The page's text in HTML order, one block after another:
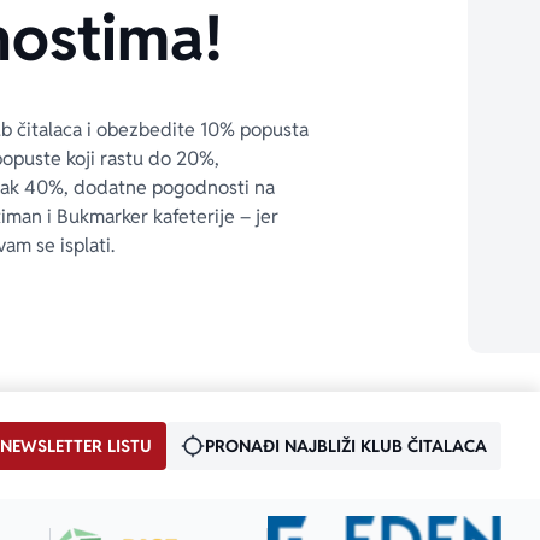
čitalaca i obezbedite 10% popusta
koji rastu do 20%,
40%, dodatne pogodnosti na
i Bukmarker kafeterije – jer
se isplati.
LISTU PRONAĐI NAJBLIŽI KLUB ČITALACA